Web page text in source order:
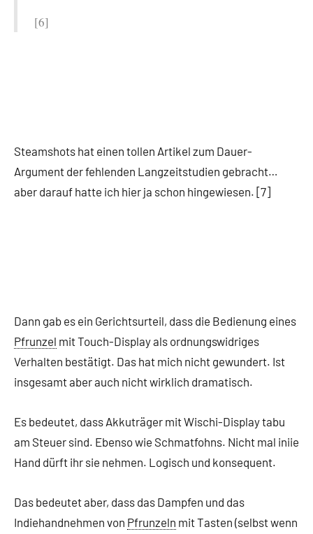
[6]
Steamshots hat einen tollen Artikel zum Dauer-
Argument der fehlenden Langzeitstudien gebracht…
aber darauf hatte ich hier ja schon hingewiesen. [7]
Dann gab es ein Gerichtsurteil, dass die Bedienung eines
Pfrunzel mit Touch-Display als ordnungswidriges
Verhalten bestätigt. Das hat mich nicht gewundert. Ist
insgesamt aber auch nicht wirklich dramatisch.
Es bedeutet, dass Akkuträger mit Wischi-Display tabu
am Steuer sind. Ebenso wie Schmatfohns. Nicht mal iniie
Hand dürft ihr sie nehmen. Logisch und konsequent.
Das bedeutet aber, dass das Dampfen und das
Indiehandnehmen von Pfrunzeln mit Tasten (selbst wenn